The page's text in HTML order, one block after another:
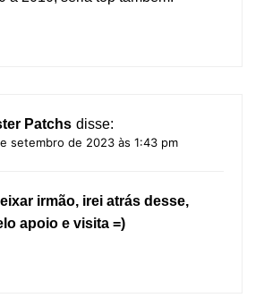
Patchs disse:
setembro de 2023 às 1:43 pm
irmão, irei atrás desse,
apoio e visita =)